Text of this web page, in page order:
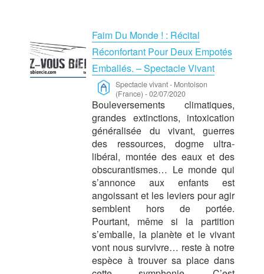
Faim Du Monde ! : Récital
Réconfortant Pour Deux Empotés
Emballés. – Spectacle Vivant
Spectacle vivant- Montoison
(France) -02/07/2020
Bouleversements climatiques,
grandes extinctions, intoxication
généralisée du vivant, guerres
des ressources, dogme ultra-
libéral, montée des eaux et des
obscurantismes… Le monde qui
s’annonce aux enfants est
angoissant et les leviers pour agir
semblent hors de portée.
Pourtant, même si la partition
s’emballe, la planète et le vivant
vont nous survivre… reste à notre
espèce à trouver sa place dans